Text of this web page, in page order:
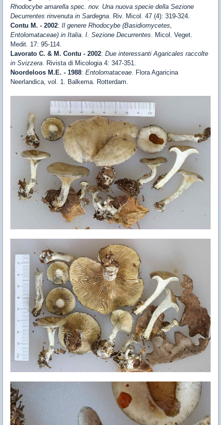
Rhodocybe amarella spec. nov. Una nuova specie della Sezione
Decurrentes rinvenuta in Sardegna. Riv. Micol. 47 (4): 319-324.
Contu M. - 2002: Il genere Rhodocybe (Basidiomycetes,
Entolomataceae) in Italia. I. Sezione Decurrentes. Micol. Veget.
Medit. 17: 95-114.
Lavorato C. & M. Contu - 2002: Due interessanti Agaricales raccolte
in Svizzera. Rivista di Micologia 4: 347-351.
Noordeloos M.E. - 1988: Entolomataceae. Flora Agaricina
Neerlandica, vol. 1. Balkema. Rotterdam.